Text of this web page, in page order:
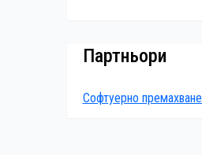
Партньори
Софтуерно